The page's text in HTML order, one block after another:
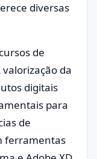
diversas
de
da
digitais
para
de
ferramentas